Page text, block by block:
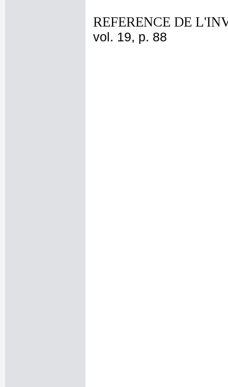
REFERENCE DE
vol. 19, p. 88